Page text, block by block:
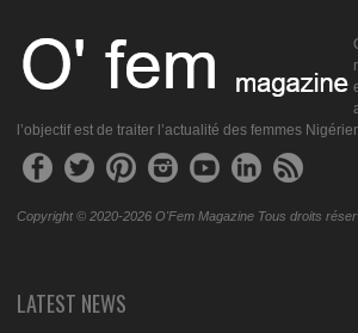
l’objectif est de traiter l’actualité des femmes
Copyright © 2020-2026 O'Fem Magazine Tous droits
LATEST NEWS